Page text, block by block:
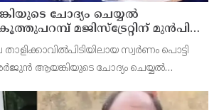
ചോദ്യം ചെയ്യല്‍
മജിസ്ട്രേറ്റിന് മുൻപില്‍
സ്വർണം പൊട്ടി
ആയങ്കിയുടെ ചോദ്യം ചെയ്യല്‍